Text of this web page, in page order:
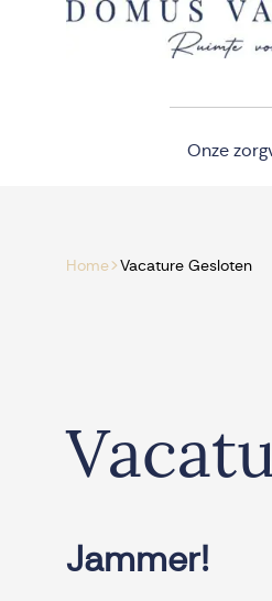
Navigatie overslaan
Onze
Home> Vacature Gesloten
Jammer!